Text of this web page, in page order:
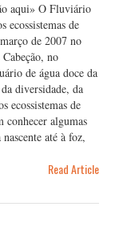
aqui» O Fluviário
ecossistemas de
de 2007 no
no
de água doce da
diversidade, da
ecossistemas de
conhecer algumas
até à foz,
Read Article